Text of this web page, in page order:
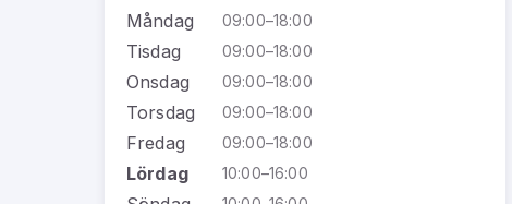
Måndag 09:00–18:00
Tisdag 09:00–18:00
Onsdag 09:00–18:00
Torsdag 09:00–18:00
Fredag 09:00–18:00
Lördag 10:00–16:00